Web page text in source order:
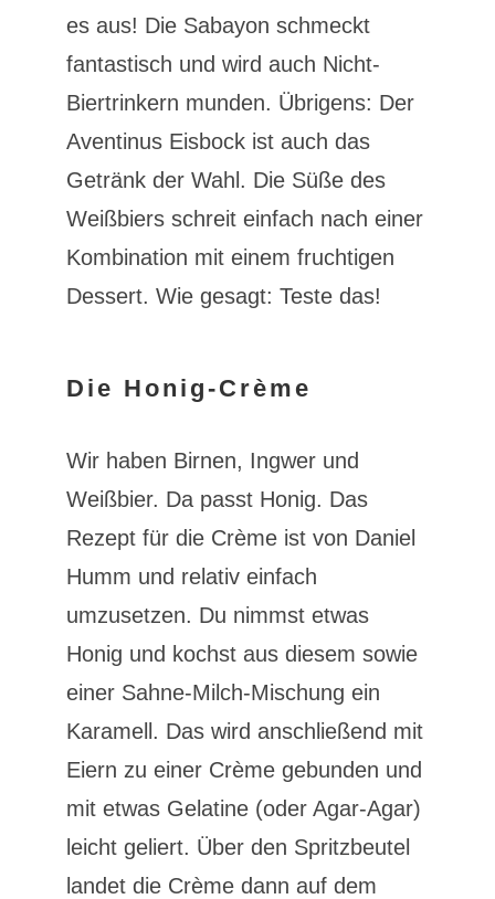
es aus! Die Sabayon schmeckt
fantastisch und wird auch Nicht-
Biertrinkern munden. Übrigens: Der
Aventinus Eisbock ist auch das
Getränk der Wahl. Die Süße des
Weißbiers schreit einfach nach einer
Kombination mit einem fruchtigen
Dessert. Wie gesagt: Teste das!
Die Honig-Crème
Wir haben Birnen, Ingwer und
Weißbier. Da passt Honig. Das
Rezept für die Crème ist von Daniel
Humm und relativ einfach
umzusetzen. Du nimmst etwas
Honig und kochst aus diesem sowie
einer Sahne-Milch-Mischung ein
Karamell. Das wird anschließend mit
Eiern zu einer Crème gebunden und
mit etwas Gelatine (oder Agar-Agar)
leicht geliert. Über den Spritzbeutel
landet die Crème dann auf dem